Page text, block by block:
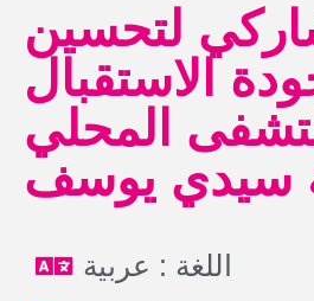
لتحسين
الاستقبال
المحلي
سيدي يوسف
اللغة : عربية